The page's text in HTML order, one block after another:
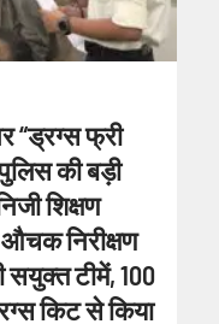
“ड्रग्स फ्री
की बड़ी
शिक्षण
निरीक्षण
सयुक्त टीमें, 100
किट से किया